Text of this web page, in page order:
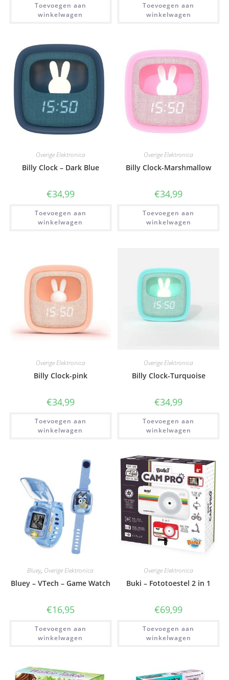
Toevoegen aan
winkelwagen
Toevoegen aan
winkelwagen
Overige Elektronica
Billy Clock – Dark Blue
€34,99
Toevoegen aan
winkelwagen
Overige Elektronica
Billy Clock-Marshmallow
€34,99
Toevoegen aan
winkelwagen
Overige Elektronica
Billy Clock-pink
€34,99
Toevoegen aan
winkelwagen
Overige Elektronica
Billy Clock-Turquoise
€34,99
Toevoegen aan
winkelwagen
Bluey, Overige Elektronica
Bluey – VTech – Game Watch
€16,95
Toevoegen aan
winkelwagen
Overige Elektronica
Buki – Fototoestel 2 in 1
€69,99
Toevoegen aan
winkelwagen